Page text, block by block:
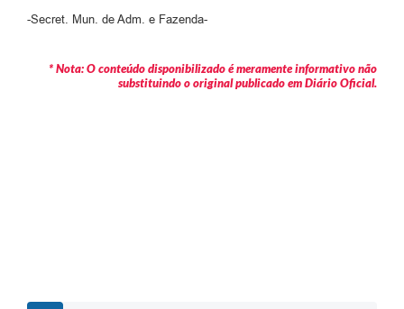
-Secret. Mun. de Adm. e Fazenda-
* Nota: O conteúdo disponibilizado é meramente informativo não
substituindo o original publicado em Diário Oficial.